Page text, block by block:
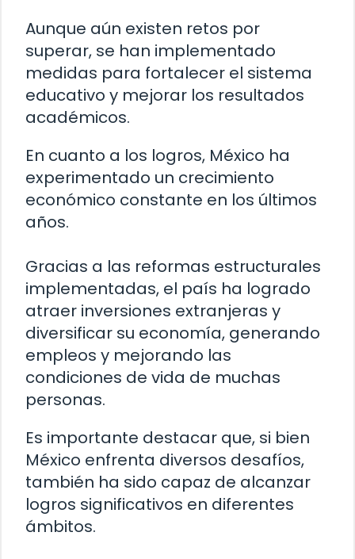
Aunque aún existen retos por
superar, se han implementado
medidas para fortalecer el sistema
educativo y mejorar los resultados
académicos.
En cuanto a los logros, México ha
experimentado un crecimiento
económico constante en los últimos
años.
Gracias a las reformas estructurales
implementadas, el país ha logrado
atraer inversiones extranjeras y
diversificar su economía, generando
empleos y mejorando las
condiciones de vida de muchas
personas.
Es importante destacar que, si bien
México enfrenta diversos desafíos,
también ha sido capaz de alcanzar
logros significativos en diferentes
ámbitos.